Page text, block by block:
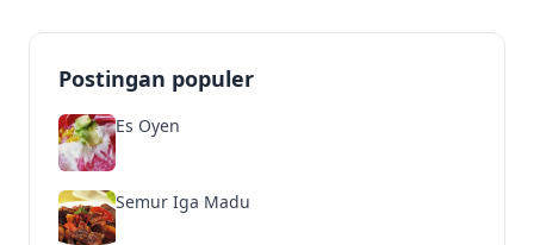
Postingan populer
Es Oyen
Semur Iga Madu